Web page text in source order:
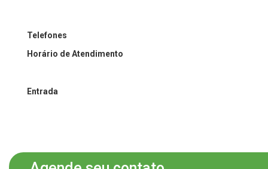
Telefones
Horário de Atendimento
Entrada